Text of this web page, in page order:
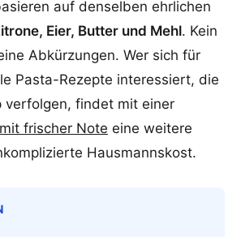
auf denselben ehrlichen
Eier, Butter und Mehl. Kein
Abkürzungen. Wer sich für
Pasta-Rezepte interessiert, die
verfolgen, findet mit einer
frischer Note eine weitere
Hausmannskost.